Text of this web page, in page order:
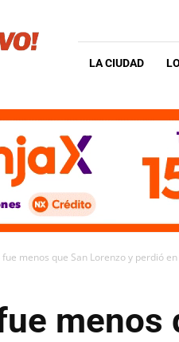
LA CIUDAD
menos que San Lorenzo y perdió en
menos